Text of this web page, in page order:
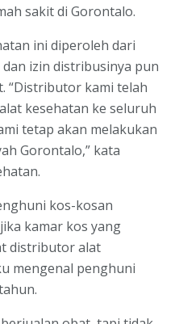
sakit di Gorontalo.
ini diperoleh dari
dan izin distribusinya pun
“Distributor kami telah
kesehatan ke seluruh
tetap akan melakukan
Gorontalo,” kata
kos-kosan
kamar kos yang
distributor alat
mengenal penghuni